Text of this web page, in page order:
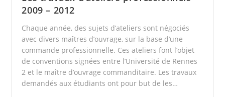
2009 – 2012
Chaque année, des sujets d’ateliers sont négociés
avec divers maîtres d’ouvrage, sur la base d’une
commande professionnelle. Ces ateliers font l’objet
de conventions signées entre l’Université de Rennes
2 et le maître d’ouvrage commanditaire. Les travaux
demandés aux étudiants ont pour but de les…